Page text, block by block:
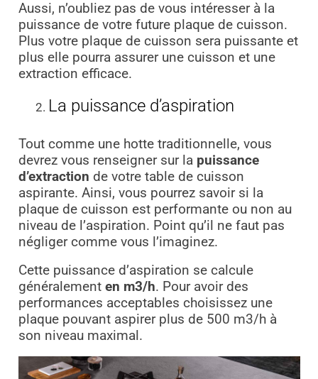
Aussi, n’oubliez pas de vous intéresser à la
puissance de votre future plaque de cuisson.
Plus votre plaque de cuisson sera puissante et
plus elle pourra assurer une cuisson et une
extraction efficace.
La puissance d’aspiration
Tout comme une hotte traditionnelle, vous
devrez vous renseigner sur la puissance
d’extraction de votre table de cuisson
aspirante. Ainsi, vous pourrez savoir si la
plaque de cuisson est performante ou non au
niveau de l’aspiration. Point qu’il ne faut pas
négliger comme vous l’imaginez.
Cette puissance d’aspiration se calcule
généralement en m3/h. Pour avoir des
performances acceptables choisissez une
plaque pouvant aspirer plus de 500 m3/h à
son niveau maximal.